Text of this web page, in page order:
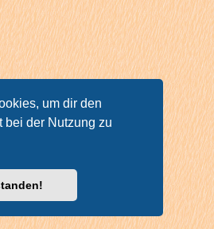
um dir den
bei der Nutzung zu